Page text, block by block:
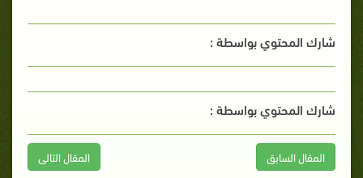
شارك المحتوي بواسطة :
شارك المحتوي بواسطة :
المقال السابق المقال التالى